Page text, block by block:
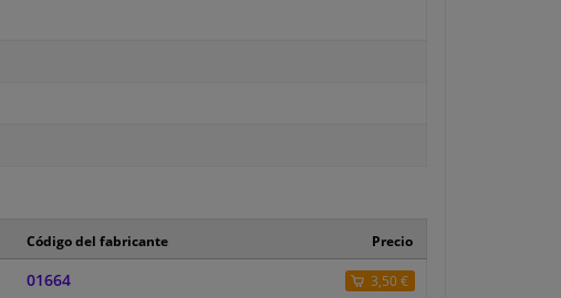
Código del fabricante Precio
01664 3,50 €